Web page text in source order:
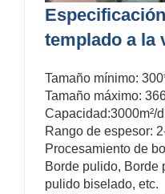
templado a la
Tamaño mínimo:
Tamaño máximo:
Capacidad:3000m²/
Rango de espesor:
Procesamiento de
Borde pulido, Borde
pulido biselado, etc.